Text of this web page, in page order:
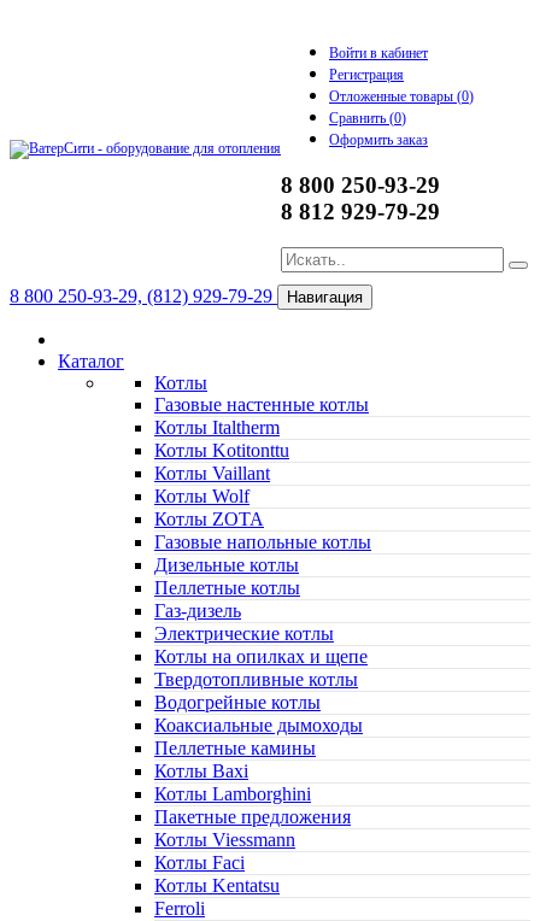
Войти в кабинет
Регистрация
Отложенные товары (0)
Сравнить (0)
Оформить заказ
8 800 250-93-29
8 812 929-79-29
8 800 250-93-29, (812) 929-79-29 Навигация
Каталог
Котлы
Газовые настенные котлы
Котлы Italtherm
Котлы Kotitonttu
Котлы Vaillant
Котлы Wolf
Котлы ZOTA
Газовые напольные котлы
Дизельные котлы
Пеллетные котлы
Газ-дизель
Электрические котлы
Котлы на опилках и щепе
Твердотопливные котлы
Водогрейные котлы
Коаксиальные дымоходы
Пеллетные камины
Котлы Baxi
Котлы Lamborghini
Пакетные предложения
Котлы Viessmann
Котлы Faci
Котлы Kentatsu
Ferroli